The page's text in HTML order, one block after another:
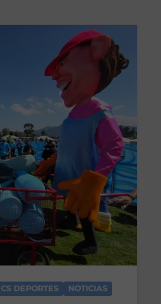
CS DEPORTES
NOTICIAS